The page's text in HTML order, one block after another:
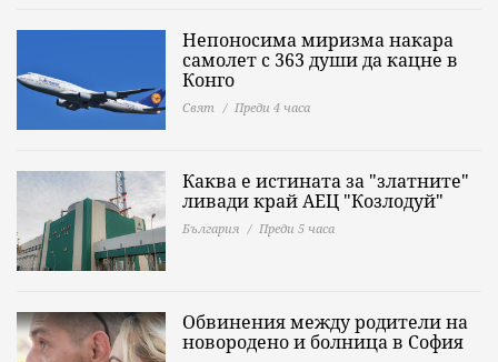
Непоносима миризма накара
самолет с 363 души да кацне в
Конго
Свят Преди 4 часа
Каква е истината за "златните"
ливади край АЕЦ "Козлодуй"
България Преди 5 часа
Обвинения между родители на
новородено и болница в София